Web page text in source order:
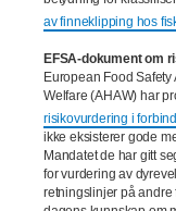
av finneklipping hos
EFSA-dokument om
European Food
Welfare (AHAW) har
risikovurdering i
ikke eksisterer gode
Mandatet de har gitt
for vurdering av
retningslinjer på andre